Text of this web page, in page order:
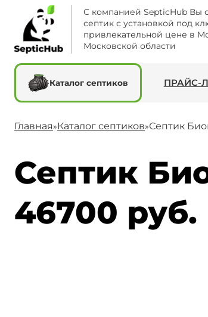
С компанией SepticHub Вы
септик с установкой под
привлекательной цене в
Московской области
Каталог септиков ПРАЙС-
Главная»Каталог септиков»Септик
Септик
46700 руб.